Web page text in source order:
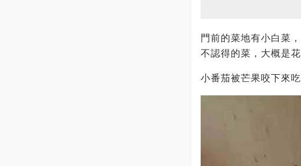
門前的菜地有小白菜
不認得的菜，大概是
小番茄被芒果咬下來